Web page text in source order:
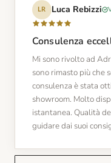
LR Luca Rebizzi
Consulenza
Mi sono rivolto ad
sono rimasto più che
consulenza è stata
showroom. Molto
istantanea. Qualità
guidare dai suoi